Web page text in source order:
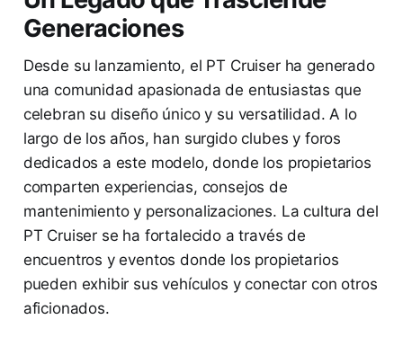
Generaciones
Desde su lanzamiento, el PT Cruiser ha generado
una comunidad apasionada de entusiastas que
celebran su diseño único y su versatilidad. A lo
largo de los años, han surgido clubes y foros
dedicados a este modelo, donde los propietarios
comparten experiencias, consejos de
mantenimiento y personalizaciones. La cultura del
PT Cruiser se ha fortalecido a través de
encuentros y eventos donde los propietarios
pueden exhibir sus vehículos y conectar con otros
aficionados.